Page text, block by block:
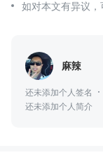
如对本文有异议，
麻辣
还未添加个人签名
还未添加个人简介